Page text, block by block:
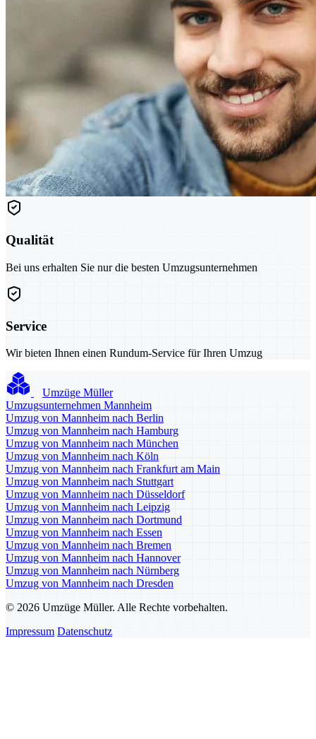
Qualität
Bei uns erhalten Sie nur die besten Umzugsunternehmen
Service
Wir bieten Ihnen einen Rundum-Service für Ihren Umzug
Umzüge Müller
Umzugsunternehmen Mannheim
Umzug von Mannheim nach Berlin
Umzug von Mannheim nach Hamburg
Umzug von Mannheim nach München
Umzug von Mannheim nach Köln
Umzug von Mannheim nach Frankfurt am Main
Umzug von Mannheim nach Stuttgart
Umzug von Mannheim nach Düsseldorf
Umzug von Mannheim nach Leipzig
Umzug von Mannheim nach Dortmund
Umzug von Mannheim nach Essen
Umzug von Mannheim nach Bremen
Umzug von Mannheim nach Hannover
Umzug von Mannheim nach Nürnberg
Umzug von Mannheim nach Dresden
© 2026 Umzüge Müller. Alle Rechte vorbehalten.
Impressum Datenschutz